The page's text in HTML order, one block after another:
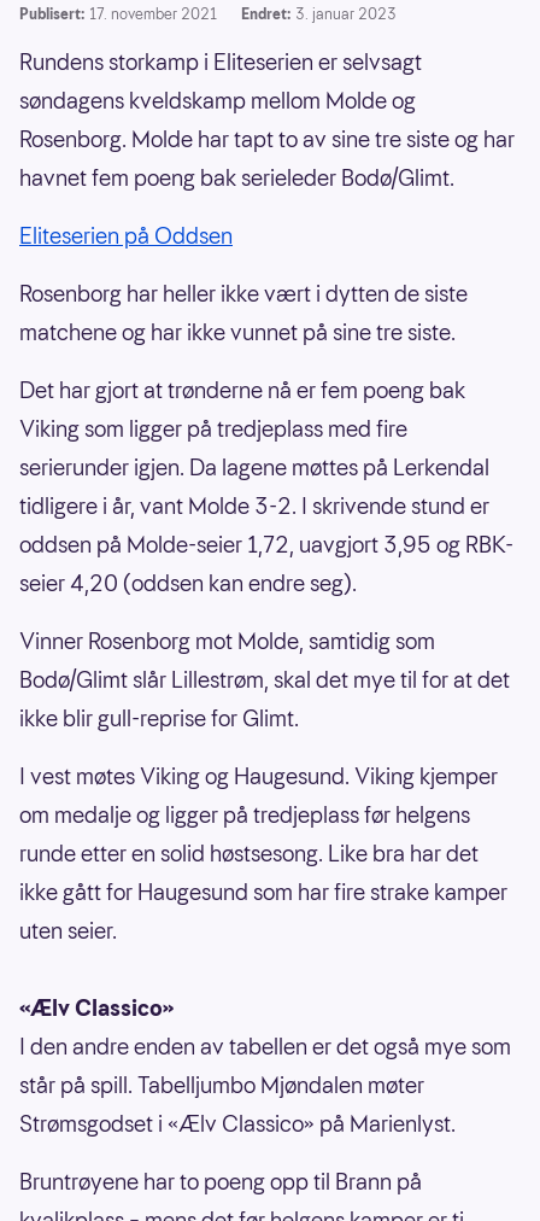
Publisert: 17. november 2021 Endret: 3. januar 2023
Rundens storkamp i Eliteserien er selvsagt
søndagens kveldskamp mellom Molde og
Rosenborg. Molde har tapt to av sine tre siste og har
havnet fem poeng bak serieleder Bodø/Glimt.
Eliteserien på Oddsen
Rosenborg har heller ikke vært i dytten de siste
matchene og har ikke vunnet på sine tre siste.
Det har gjort at trønderne nå er fem poeng bak
Viking som ligger på tredjeplass med fire
serierunder igjen. Da lagene møttes på Lerkendal
tidligere i år, vant Molde 3-2. I skrivende stund er
oddsen på Molde-seier 1,72, uavgjort 3,95 og RBK-
seier 4,20 (oddsen kan endre seg).
Vinner Rosenborg mot Molde, samtidig som
Bodø/Glimt slår Lillestrøm, skal det mye til for at det
ikke blir gull-reprise for Glimt.
I vest møtes Viking og Haugesund. Viking kjemper
om medalje og ligger på tredjeplass før helgens
runde etter en solid høstsesong. Like bra har det
ikke gått for Haugesund som har fire strake kamper
uten seier.
«Ælv Classico»
I den andre enden av tabellen er det også mye som
står på spill. Tabelljumbo Mjøndalen møter
Strømsgodset i «Ælv Classico» på Marienlyst.
Bruntrøyene har to poeng opp til Brann på